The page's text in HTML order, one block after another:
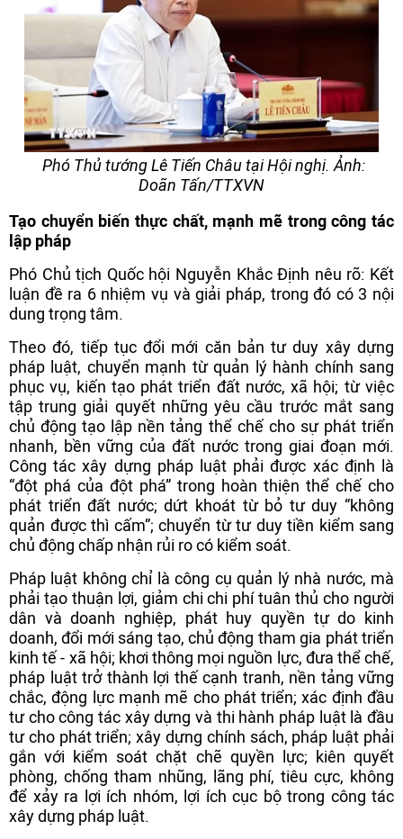
Phó Thủ tướng Lê Tiến Châu tại Hội nghị. Ảnh:
Doãn Tấn/TTXVN
Tạo chuyển biến thực chất, mạnh mẽ trong công tác
lập pháp
Phó Chủ tịch Quốc hội Nguyễn Khắc Định nêu rõ: Kết
luận đề ra 6 nhiệm vụ và giải pháp, trong đó có 3 nội
dung trọng tâm.
Theo đó, tiếp tục đổi mới căn bản tư duy xây dựng
pháp luật, chuyển mạnh từ quản lý hành chính sang
phục vụ, kiến tạo phát triển đất nước, xã hội; từ việc
tập trung giải quyết những yêu cầu trước mắt sang
chủ động tạo lập nền tảng thể chế cho sự phát triển
nhanh, bền vững của đất nước trong giai đoạn mới.
Công tác xây dựng pháp luật phải được xác định là
“đột phá của đột phá” trong hoàn thiện thể chế cho
phát triển đất nước; dứt khoát từ bỏ tư duy “không
quản được thì cấm”; chuyển từ tư duy tiền kiểm sang
chủ động chấp nhận rủi ro có kiểm soát.
Pháp luật không chỉ là công cụ quản lý nhà nước, mà
phải tạo thuận lợi, giảm chi chi phí tuân thủ cho người
dân và doanh nghiệp, phát huy quyền tự do kinh
doanh, đổi mới sáng tạo, chủ động tham gia phát triển
kinh tế - xã hội; khơi thông mọi nguồn lực, đưa thể chế,
pháp luật trở thành lợi thế cạnh tranh, nền tảng vững
chắc, động lực mạnh mẽ cho phát triển; xác định đầu
tư cho công tác xây dựng và thi hành pháp luật là đầu
tư cho phát triển; xây dựng chính sách, pháp luật phải
gắn với kiểm soát chặt chẽ quyền lực; kiên quyết
phòng, chống tham nhũng, lãng phí, tiêu cực, không
để xảy ra lợi ích nhóm, lợi ích cục bộ trong công tác
xây dựng pháp luật.